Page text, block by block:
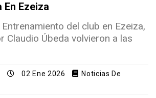
Ezeiza
del club en Ezeiza,
Claudio Úbeda volvieron a las
02 Ene 2026
Noticias De